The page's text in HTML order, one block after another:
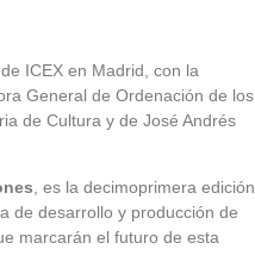
ICEX en Madrid, con la
General de Ordenación de los
de Cultura y de José Andrés
, es la decimoprimera edición
de desarrollo y producción de
marcarán el futuro de esta